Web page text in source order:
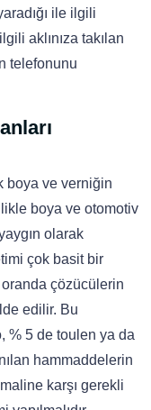
ile ilgili
aklınıza takılan
telefonunu
boya ve verniğin
boya ve otomotiv
olarak
çok basit bir
çözücülerin
edilir. Bu
% 5 de toulen ya da
hammaddelerin
karşı gerekli